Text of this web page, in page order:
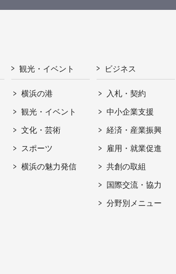
観光・イベント
横浜の港
観光・イベント
文化・芸術
スポーツ
横浜の魅力発信
ビジネス
入札・契約
中小企業支援
経済・産業振興
雇用・就業促進
共創の取組
国際交流・協力
分野別メニュー